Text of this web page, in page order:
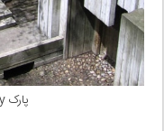
پارک Freeway، سیاتل آمریکا